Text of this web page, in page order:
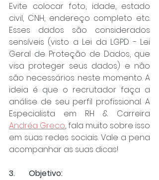
Evite colocar foto, idade, estado
civil, CNH, endereço completo etc.
Esses dados são considerados
sensíveis (visto a Lei da LGPD - Lei
Geral de Proteção de Dados, que
visa proteger seus dados) e não
são necessários neste momento. A
ideia é que o recrutador faça a
análise de seu perfil profissional. A
Andréa Greco, fala muito sobre isso
em suas redes sociais. Vale a pena
acompanhar as suas dicas!
3.	Objetivo: